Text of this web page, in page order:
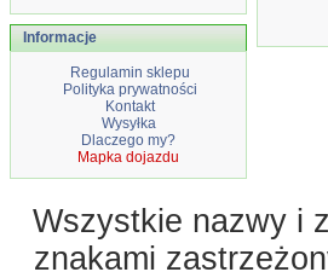
Informacje
Regulamin sklepu
Polityka prywatności
Kontakt
Wysyłka
Dlaczego my?
Mapka dojazdu
Wszystkie nazwy i
znakami